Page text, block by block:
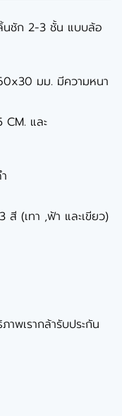
นชัก 2-3 ชั้น แบบล้อ
มม. มีความหนา
และ
(เทา ,ฟ้า และเขียว)
าพเรากล้ารับประกัน